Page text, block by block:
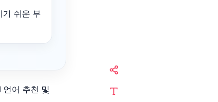
기 쉬운 부
언어 추천 및